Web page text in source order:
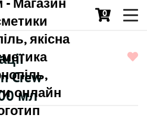
0
Crew
мл